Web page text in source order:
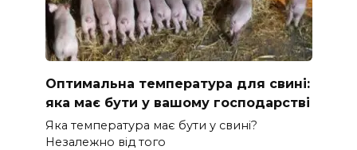
Оптимальна температура для свині:
яка має бути у вашому господарстві
Яка температура має бути у свині?
Незалежно від того